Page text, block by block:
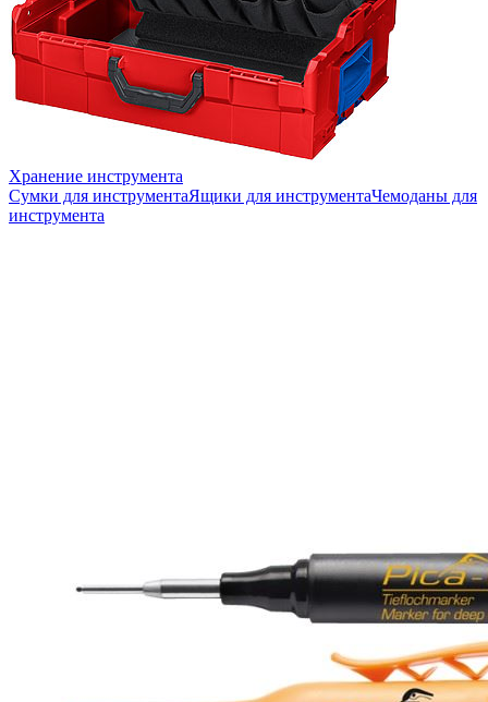
Хранение инструмента
Сумки для инструментаЯщики для инструментаЧемоданы для
инструмента